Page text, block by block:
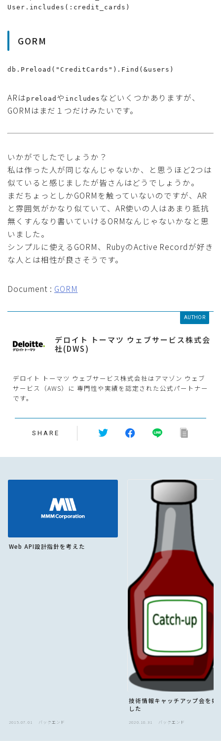
User.includes(:credit_cards)
GORM
db.Preload("CreditCards").Find(&users)
ARは preload や includes などいくつかありますが、
GORMはまだ１つだけみたいです。
いかがでしたでしょうか？
私は作った人が同じなんじゃないか、と思うほど2つは
似ていると感じましたが皆さんはどうでしょうか。
まだちょっとしかGORMを触っていないのですが、AR
と雰囲気がかなり似ていて、AR使いの人はあまり抵抗
無くすんなり書いていけるORMなんじゃないかなと思
いました。
シンプルに使えるGORM、RubyのActive Recordが好き
な人とは相性が良さそうです。
Document : GORM
AUTHOR
デロイト トーマツ ウェブサービス株式会
社(DWS)
デロイト トーマツ ウェブサービス株式会社はアマゾン ウェブ
サービス（AWS）に 専門性や実績を認定された公式パートナー
です。
SHARE
Web API設計指針を考えた
2015.07.01 バックエンド
技術情報キャッチアップ会を始
した
2020.10.31 バックエンド